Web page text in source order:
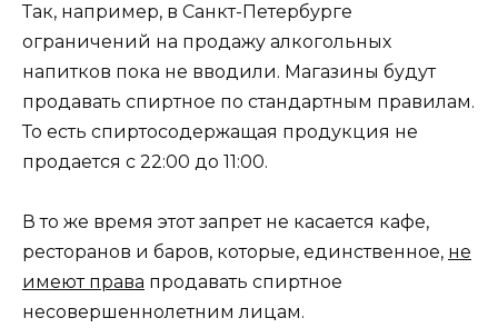
Так, например, в Санкт-Петербурге
ограничений на продажу алкогольных
напитков пока не вводили. Магазины будут
продавать спиртное по стандартным правилам.
То есть спиртосодержащая продукция не
продается с 22:00 до 11:00.
В то же время этот запрет не касается кафе,
ресторанов и баров, которые, единственное, не
имеют права продавать спиртное
несовершеннолетним лицам.